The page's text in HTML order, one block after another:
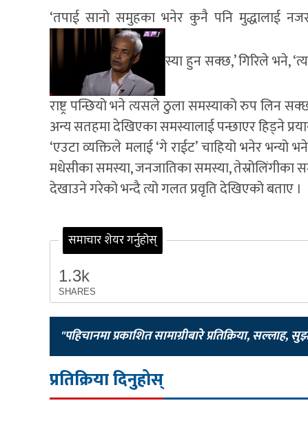
‘तपाई सानो समुहका भनेर कुनै पनि मुद्धालाई
स्या हुन सक्छ,’ गिरिले भने,
राष्ट्र पन्छियो भने त्यसले ठुला समस्याको रुप लिन
अन्य सतहमा देखिएका समस्यालाई पन्छाएर हिड्ने
‘एउटा व्यक्तिले मलाई ‘गे राईट’ चाहियो भनेर
मधेसीका समस्या, जनजातिका समस्या, तेस्रोलिंगीका
देखाउने गरेको भन्दै त्यो गलत प्रवृति देखिएको बताए ।
समाचार शेयर गर्नुहोस्
1.3k
SHARES
"पहिचानमा प्रकाशित सामाग्रीबारे प्रतिक्रिया, सल्लाह,
प्रतिक्रिया दिनुहोस्